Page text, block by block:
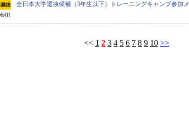
全日本大学選抜候補（3年生以下）トレーニングキャンプ参加
01
<< 1 2 3 4 5 6 7 8 9 10 >>